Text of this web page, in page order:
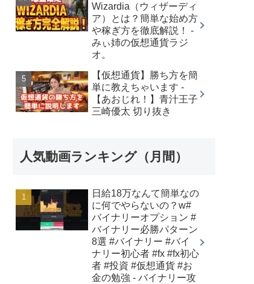
Wizardia（ウィザーディ
ア）とは？簡単な始め方
や稼ぎ方を徹底解説！ -
みぃ姉の仮想通貨ラジ
オ。
【仮想通貨】勝ち方を簡
単に教えちゃいます -
【あおじれ！】青汁王子
三崎優太 切り抜き
人気動画ランキング（月間）
日給18万なんて簡単なの
に何でやらないの？w#
バイナリーオプション #
バイナリー必勝パターン
8選 #バイナリー #バイ
ナリー初心者 #fx #fx初心
者 #投資 #仮想通貨 #お
金の勉強 - バイナリー攻